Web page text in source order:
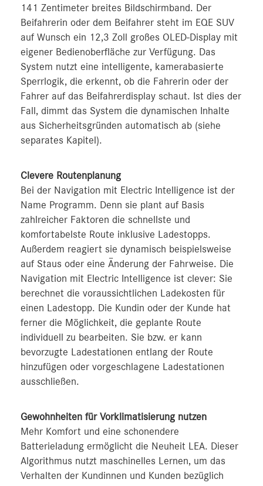
141 Zentimeter breites Bildschirmband. Der
Beifahrerin oder dem Beifahrer steht im EQE SUV
auf Wunsch ein 12,3 Zoll großes OLED-Display mit
eigener Bedienoberfläche zur Verfügung. Das
System nutzt eine intelligente, kamerabasierte
Sperrlogik, die erkennt, ob die Fahrerin oder der
Fahrer auf das Beifahrerdisplay schaut. Ist dies der
Fall, dimmt das System die dynamischen Inhalte
aus Sicherheitsgründen automatisch ab (siehe
separates Kapitel).
Clevere Routenplanung
Bei der Navigation mit Electric Intelligence ist der
Name Programm. Denn sie plant auf Basis
zahlreicher Faktoren die schnellste und
komfortabelste Route inklusive Ladestopps.
Außerdem reagiert sie dynamisch beispielsweise
auf Staus oder eine Änderung der Fahrweise. Die
Navigation mit Electric Intelligence ist clever: Sie
berechnet die voraussichtlichen Ladekosten für
einen Ladestopp. Die Kundin oder der Kunde hat
ferner die Möglichkeit, die geplante Route
individuell zu bearbeiten. Sie bzw. er kann
bevorzugte Ladestationen entlang der Route
hinzufügen oder vorgeschlagene Ladestationen
ausschließen.
Gewohnheiten für Vorklimatisierung nutzen
Mehr Komfort und eine schonendere
Batterieladung ermöglicht die Neuheit LEA. Dieser
Algorithmus nutzt maschinelles Lernen, um das
Verhalten der Kundinnen und Kunden bezüglich